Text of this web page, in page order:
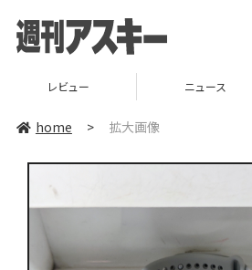
レビュー ニュース
home > 拡大画像